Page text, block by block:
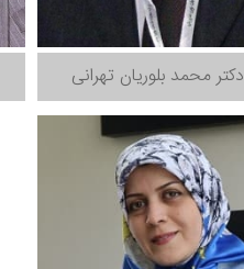
دکتر محمد بلوریان تهرانی